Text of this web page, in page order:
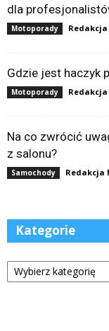
dla
Motoporady
Gdzie jest haczyk
Motoporady
Na co zwrócić
z salonu?
Samochody Redakcja
Kategorie
Kategorie